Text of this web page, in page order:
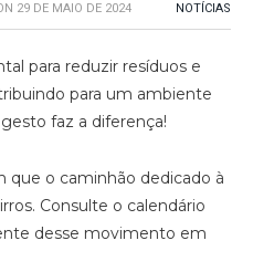
29 DE MAIO DE 2024 NOTÍCIAS
para reduzir resíduos e
para um ambiente
faz a diferença!
que o caminhão dedicado à
Consulte o calendário
desse movimento em